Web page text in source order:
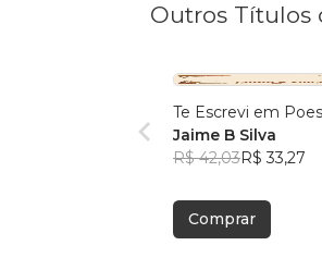
Outros Títulos
Te Escrevi em
Jaime B Silva
R$ 42,03R$ 33,27
Comprar